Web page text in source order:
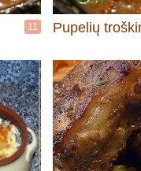
11 Pupelių